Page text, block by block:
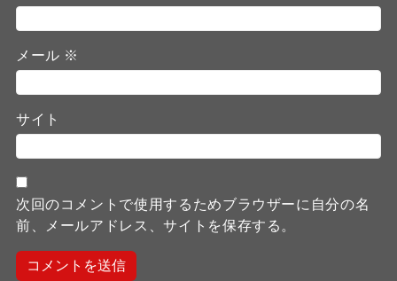
メール ※
サイト
次回のコメントで使用するためブラウザーに自分の名
前、メールアドレス、サイトを保存する。